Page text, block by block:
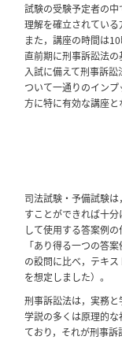
試験の受験予定者の中
理解を確立されている
また，講座の時間は
直前期に刑事訴訟法
入試に備えて刑事訴
ついて一通りのイン
方に特に有効な講座と
司法試験・予備試験
すことができれば十
して使用する答案例
「あり得る一つの答
の設問に比べ，テキ
を想定しました）。
刑事訴訟法は，実務と
学説の多くは原理的
ており，それが刑事